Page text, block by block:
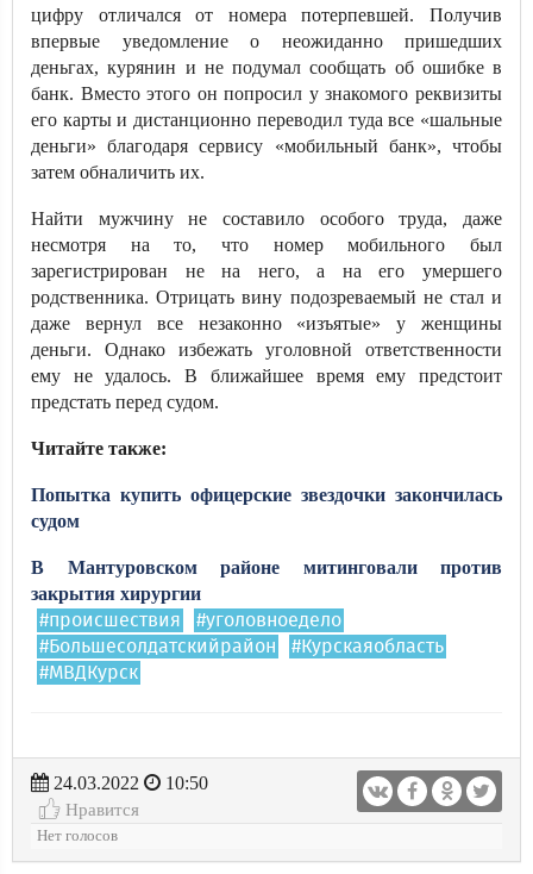
цифру отличался от номера потерпевшей. Получив
впервые уведомление о неожиданно пришедших
деньгах, курянин и не подумал сообщать об ошибке в
банк. Вместо этого он попросил у знакомого реквизиты
его карты и дистанционно переводил туда все «шальные
деньги» благодаря сервису «мобильный банк», чтобы
затем обналичить их.
Найти мужчину не составило особого труда, даже
несмотря на то, что номер мобильного был
зарегистрирован не на него, а на его умершего
родственника. Отрицать вину подозреваемый не стал и
даже вернул все незаконно «изъятые» у женщины
деньги. Однако избежать уголовной ответственности
ему не удалось. В ближайшее время ему предстоит
предстать перед судом.
Читайте также:
Попытка купить офицерские звездочки закончилась
судом
В Мантуровском районе митинговали против
закрытия хирургии
#происшествия
#уголовноедело
#Большесолдатскийрайон
#Курскаяобласть
#МВДКурск
24.03.2022
10:50
Нравится
Нет голосов